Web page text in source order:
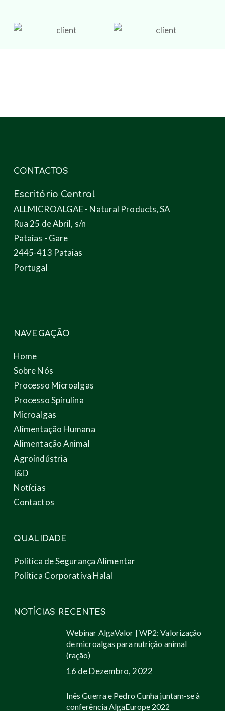
CONTACTOS
Escritório Central
ALLMICROALGAE - Natural Products, SA
Rua 25 de Abril, s/n
Pataias - Gare
2445-413 Pataias
Portugal
NAVEGAÇÃO
Home
Sobre Nós
Processo Microalgas
Processo Spirulina
Microalgas
Alimentação Humana
Alimentação Animal
Agroindústria
I&D
Notícias
Contactos
QUALIDADE
Política de Segurança Alimentar
Política Corporativa Halal
NOTÍCIAS RECENTES
Webinar AlgaValor | WP2: Valorização
de microalgas para nutrição animal
(ração)
16 de Dezembro, 2022
Inês Guerra e Pedro Cunha juntam-se à
conferência AlgaEurope 2022